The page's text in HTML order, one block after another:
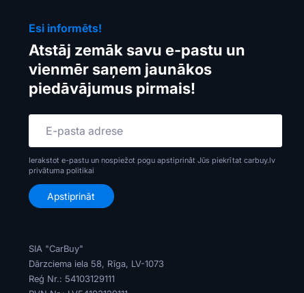
Esi informēts!
Atstāj zemāk savu e-pastu un
vienmēr saņem jaunākos
piedāvājumus pirmais!
Ierakstot e-pastu un nospiežot pogu apstiprināt Jūs piekrītat carbuy.lv
privātuma politikai
SIA "CarBuy"
Dārzciema iela 58, Rīga, LV-1073
Reģ Nr.: 54103129111